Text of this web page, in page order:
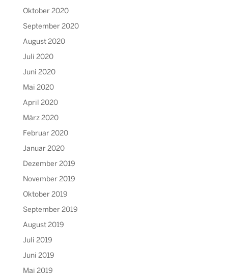
Oktober 2020
September 2020
August 2020
Juli 2020
Juni 2020
Mai 2020
April 2020
März 2020
Februar 2020
Januar 2020
Dezember 2019
November 2019
Oktober 2019
September 2019
August 2019
Juli 2019
Juni 2019
Mai 2019